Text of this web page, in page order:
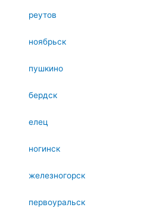
реутов
ноябрьск
пушкино
бердск
елец
ногинск
железногорск
первоуральск